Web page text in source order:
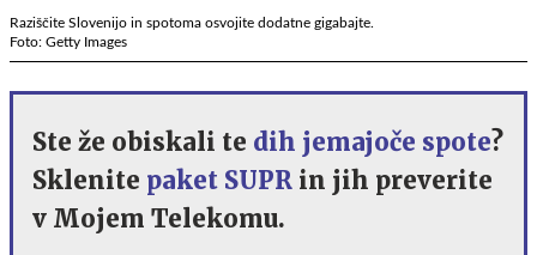
Raziščite Slovenijo in spotoma osvojite dodatne gigabajte.
Foto: Getty Images
Ste že obiskali te dih jemajoče spote?
Sklenite paket SUPR in jih preverite
v Mojem Telekomu.